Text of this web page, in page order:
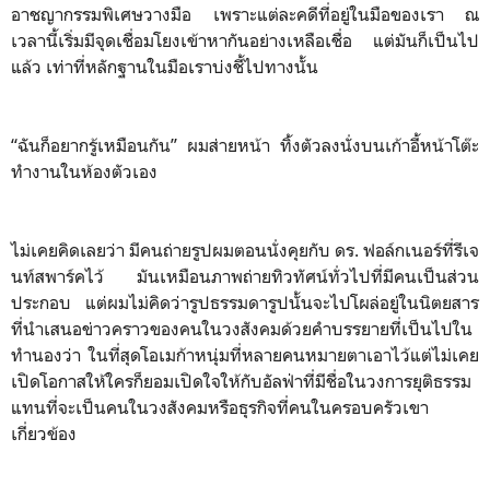
อาชญากรรมพิเศษวางมือ เพราะแต่ละคดีที่อยู่ในมือของเรา ณ
เวลานี้เริ่มมีจุดเชื่อมโยงเข้าหากันอย่างเหลือเชื่อ แต่มันก็เป็นไป
แล้ว เท่าที่หลักฐานในมือเราบ่งชี้ไปทางนั้น
“ฉันก็อยากรู้เหมือนกัน” ผมส่ายหน้า ทิ้งตัวลงนั่งบนเก้าอี้หน้าโต๊ะ
ทำงานในห้องตัวเอง
ไม่เคยคิดเลยว่า มีคนถ่ายรูปผมตอนนั่งคุยกับ ดร. ฟอล์กเนอร์ที่รีเจ
นท์สพาร์คไว้ มันเหมือนภาพถ่ายทิวทัศน์ทั่วไปที่มีคนเป็นส่วน
ประกอบ แต่ผมไม่คิดว่ารูปธรรมดารูปนั้นจะไปโผล่อยู่ในนิตยสาร
ที่นำเสนอข่าวคราวของคนในวงสังคมด้วยคำบรรยายที่เป็นไปใน
ทำนองว่า ในที่สุดโอเมก้าหนุ่มที่หลายคนหมายตาเอาไว้แต่ไม่เคย
เปิดโอกาสให้ใครก็ยอมเปิดใจให้กับอัลฟ่าที่มีชื่อในวงการยุติธรรม
แทนที่จะเป็นคนในวงสังคมหรือธุรกิจที่คนในครอบครัวเขา
เกี่ยวข้อง